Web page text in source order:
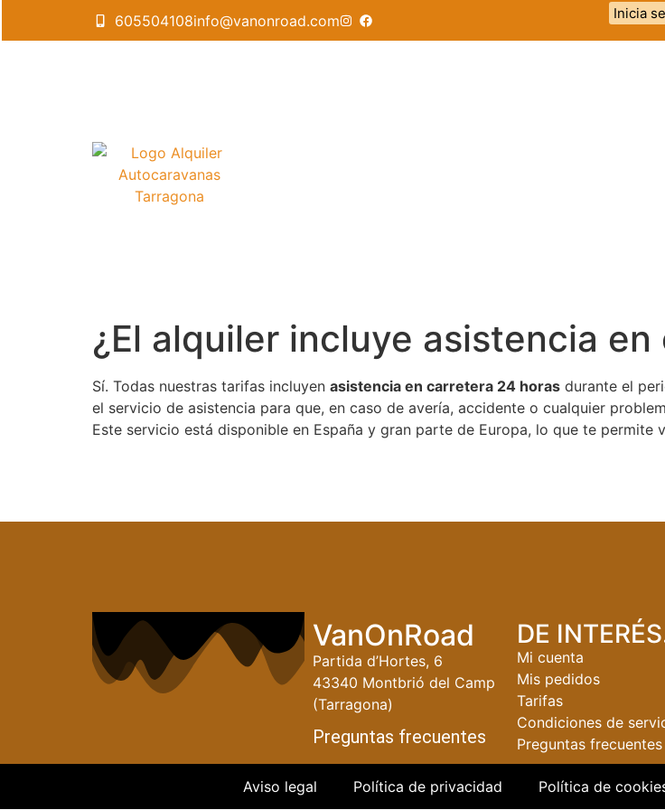
605504108info@vanonroad.com Inicia
¿El alquiler incluye asistencia en
Sí. Todas nuestras tarifas incluyen asistencia en carretera 24 horas durante el
el servicio de asistencia para que, en caso de avería, accidente o cualquier
Este servicio está disponible en España y gran parte de Europa, lo que te
VanOnRoad
Partida d’Hortes, 6
43340 Montbrió del Camp
(Tarragona)
Preguntas frecuentes
DE
Mi cuenta
Mis pedidos
Tarifas
Condiciones de
Preguntas frecuentes
Aviso legal Política de privacidad Política de